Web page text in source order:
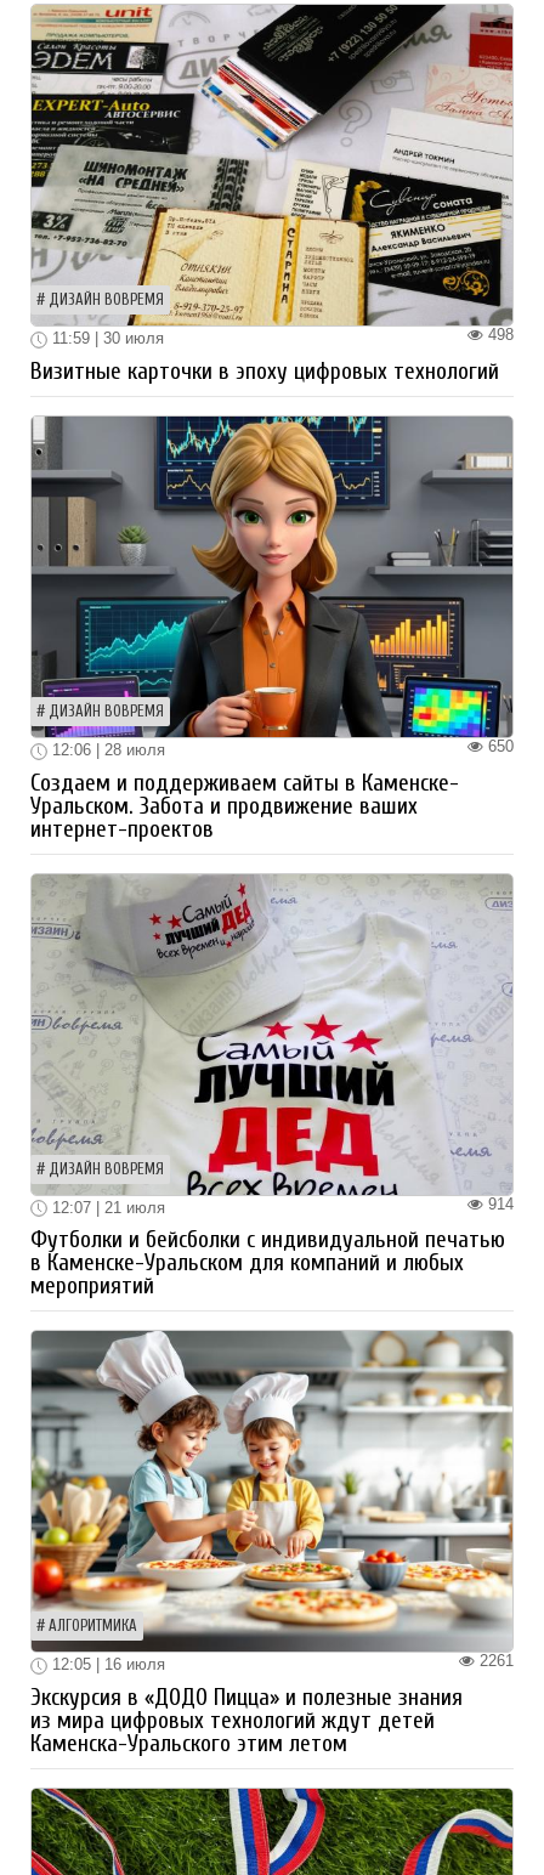
ДИЗАЙН ВОВРЕМЯ
498
11:59 | 30 июля
Визитные карточки в эпоху цифровых технологий
ДИЗАЙН ВОВРЕМЯ
650
12:06 | 28 июля
Создаем и поддерживаем сайты в Каменске-
Уральском. Забота и продвижение ваших
интернет-проектов
ДИЗАЙН ВОВРЕМЯ
914
12:07 | 21 июля
Футболки и бейсболки с индивидуальной печатью
в Каменске-Уральском для компаний и любых
мероприятий
АЛГОРИТМИКА
2261
12:05 | 16 июля
Экскурсия в «ДОДО Пицца» и полезные знания
из мира цифровых технологий ждут детей
Каменска-Уральского этим летом